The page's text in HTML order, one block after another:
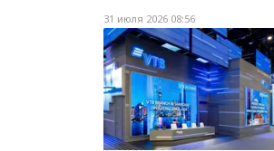
31 июля 2026 08:56